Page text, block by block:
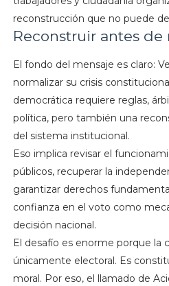
reconstrucción que no puede
Reconstruir antes de
El fondo del mensaje es claro:
normalizar su crisis
democrática requiere reglas,
política, pero también una
del sistema institucional.
Eso implica revisar el
públicos, recuperar la
garantizar derechos
confianza en el voto como
decisión nacional.
El desafío es enorme porque la
únicamente electoral. Es
moral. Por eso, el llamado de